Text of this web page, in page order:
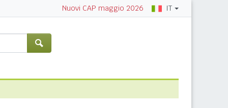
Nuovi CAP maggio 2026 IT